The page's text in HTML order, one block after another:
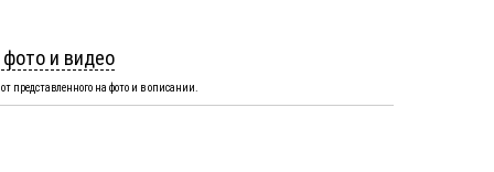
и видео
представленного на фото и в описании.